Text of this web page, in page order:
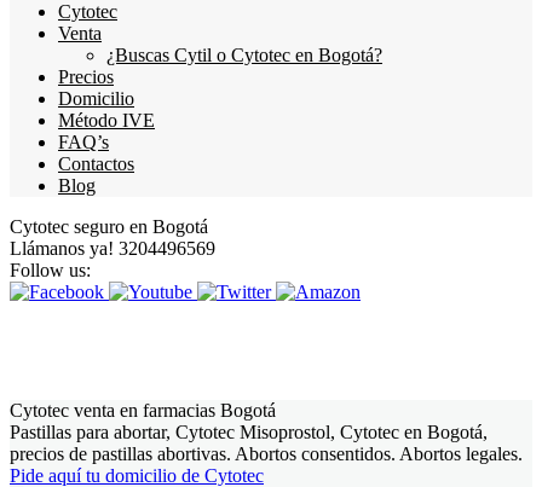
Cytotec
Venta
¿Buscas Cytil o Cytotec en Bogotá?
Precios
Domicilio
Método IVE
FAQ’s
Contactos
Blog
Cytotec seguro en Bogotá
Llámanos ya! 3204496569
Follow us:
Cytotec venta en farmacias Bogotá
Pastillas para abortar, Cytotec Misoprostol, Cytotec en Bogotá,
precios de pastillas abortivas. Abortos consentidos. Abortos legales.
Pide aquí tu domicilio de Cytotec